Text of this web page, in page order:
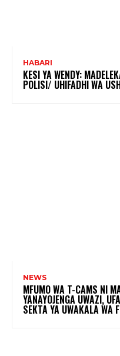
HABARI
KESI YA WENDY:
POLISI/ UHIFADHI WA
NEWS
MFUMO WA T-CAMS NI
YANAYOJENGA UWAZI,
SEKTA YA UWAKALA WA